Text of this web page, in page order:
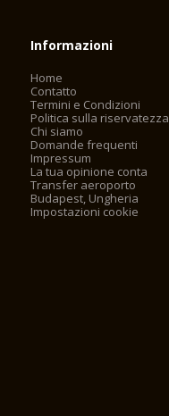
Informazioni
Home
Contatto
Termini e Condizioni
Politica sulla riservatezza
Chi siamo
Domande frequenti
Impressum
La tua opinione conta
Transfer aeroporto
Budapest, Ungheria
Impostazioni cookie